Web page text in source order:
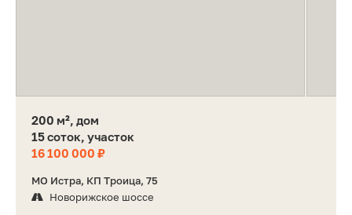
200 м², дом
15 соток, участок
16 100 000 ₽
МО Истра, КП Троица, 75
Новорижское шоссе